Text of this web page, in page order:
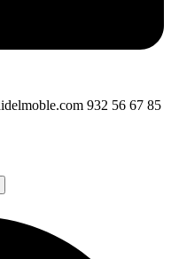
932 56 67 85